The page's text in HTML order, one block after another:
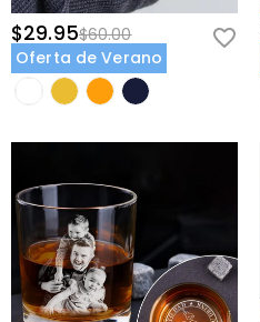
$29.95$60.00
Oferta de Verano